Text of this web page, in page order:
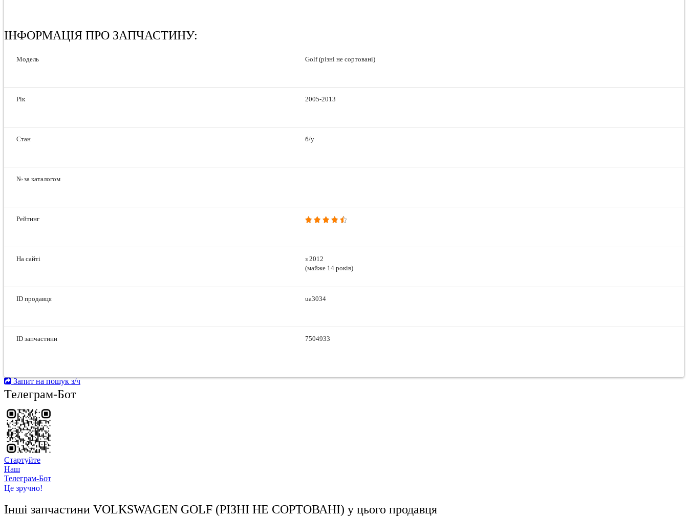
ІНФОРМАЦІЯ ПРО ЗАПЧАСТИНУ:
Модель Golf (різні не сортовані)
Рік 2005-2013
Стан б/у
№ за каталогом
Рейтинг
На сайті
з 2012
(майже 14 років)
ID продавця ua3034
ID запчастини 7504933
Запит на пошук з/ч
Телеграм-Бот
Стартуйте
Hаш
Телеграм-Бот
Це зручно!
Інші запчастини VOLKSWAGEN GOLF (РІЗНІ НЕ СОРТОВАНІ) у цього продавця